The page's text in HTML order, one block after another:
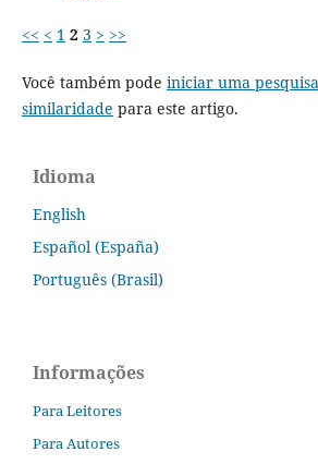
<< < 1 2 3 > >>
Você também pode iniciar uma
similaridade para este artigo.
Idioma
English
Español (España)
Português (Brasil)
Informações
Para Leitores
Para Autores